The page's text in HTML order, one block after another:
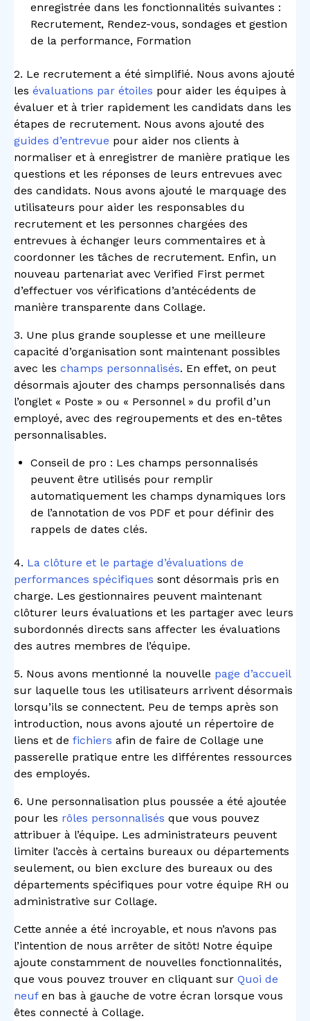
enregistrée dans les fonctionnalités suivantes :
Recrutement, Rendez-vous, sondages et gestion
de la performance, Formation
2. Le recrutement a été simplifié. Nous avons ajouté
les évaluations par étoiles pour aider les équipes à
évaluer et à trier rapidement les candidats dans les
étapes de recrutement. Nous avons ajouté des
guides d’entrevue pour aider nos clients à
normaliser et à enregistrer de manière pratique les
questions et les réponses de leurs entrevues avec
des candidats. Nous avons ajouté le marquage des
utilisateurs pour aider les responsables du
recrutement et les personnes chargées des
entrevues à échanger leurs commentaires et à
coordonner les tâches de recrutement. Enfin, un
nouveau partenariat avec Verified First permet
d’effectuer vos vérifications d’antécédents de
manière transparente dans Collage.
3. Une plus grande souplesse et une meilleure
capacité d’organisation sont maintenant possibles
avec les champs personnalisés. En effet, on peut
désormais ajouter des champs personnalisés dans
l’onglet « Poste » ou « Personnel » du profil d’un
employé, avec des regroupements et des en-têtes
personnalisables.
Conseil de pro : Les champs personnalisés
peuvent être utilisés pour remplir
automatiquement les champs dynamiques lors
de l’annotation de vos PDF et pour définir des
rappels de dates clés.
4. La clôture et le partage d’évaluations de
performances spécifiques sont désormais pris en
charge. Les gestionnaires peuvent maintenant
clôturer leurs évaluations et les partager avec leurs
subordonnés directs sans affecter les évaluations
des autres membres de l’équipe.
5. Nous avons mentionné la nouvelle page d’accueil
sur laquelle tous les utilisateurs arrivent désormais
lorsqu’ils se connectent. Peu de temps après son
introduction, nous avons ajouté un répertoire de
liens et de fichiers afin de faire de Collage une
passerelle pratique entre les différentes ressources
des employés.
6. Une personnalisation plus poussée a été ajoutée
pour les rôles personnalisés que vous pouvez
attribuer à l’équipe. Les administrateurs peuvent
limiter l’accès à certains bureaux ou départements
seulement, ou bien exclure des bureaux ou des
départements spécifiques pour votre équipe RH ou
administrative sur Collage.
Cette année a été incroyable, et nous n’avons pas
l’intention de nous arrêter de sitôt! Notre équipe
ajoute constamment de nouvelles fonctionnalités,
que vous pouvez trouver en cliquant sur Quoi de
neufen bas à gauche de votre écran lorsque vous
êtes connecté à Collage.